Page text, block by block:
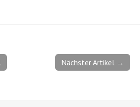
Nächster Artikel →